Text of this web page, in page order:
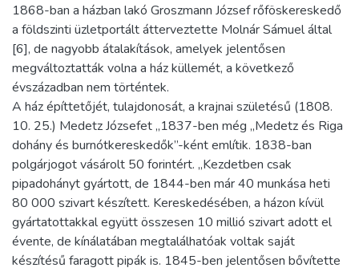
1868-ban a házban lakó Groszmann József rőföskereskedő
a földszinti üzletportált átterveztette Molnár Sámuel által
[6], de nagyobb átalakítások, amelyek jelentősen
megváltoztatták volna a ház küllemét, a következő
évszázadban nem történtek.
A ház építtetőjét, tulajdonosát, a krajnai születésű (1808.
10. 25.) Medetz Józsefet „1837-ben még „Medetz és Riga
dohány és burnótkereskedők”-ként említik. 1838-ban
polgárjogot vásárolt 50 forintért. „Kezdetben csak
pipadohányt gyártott, de 1844-ben már 40 munkása heti
80 000 szivart készített. Kereskedésében, a házon kívül
gyártatottakkal együtt összesen 10 millió szivart adott el
évente, de kínálatában megtalálhatóak voltak saját
készítésű faragott pipák is. 1845-ben jelentősen bővítette